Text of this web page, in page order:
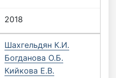
2018
Шахгельдян К.И.
Богданова О.Б.
Кийкова Е.В.